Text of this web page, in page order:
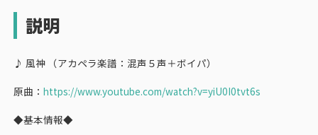
説明
♪ 風神 （アカペラ楽譜：混声５声＋ボイパ）
原曲：https://www.youtube.com/watch?v=yiU0I0tvt6s
◆基本情報◆